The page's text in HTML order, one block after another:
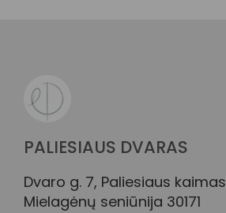
PALIESIAUS DVARAS
Dvaro g. 7, Paliesiaus kaimas
Mielagėnų seniūnija 30171